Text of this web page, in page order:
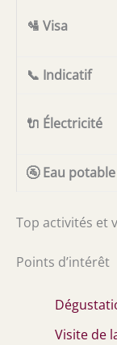
🛂 Visa
📞 Indicatif
🔌 Électricité
🚰 Eau potable
Top activités et
Points d’intérêt
Visite de